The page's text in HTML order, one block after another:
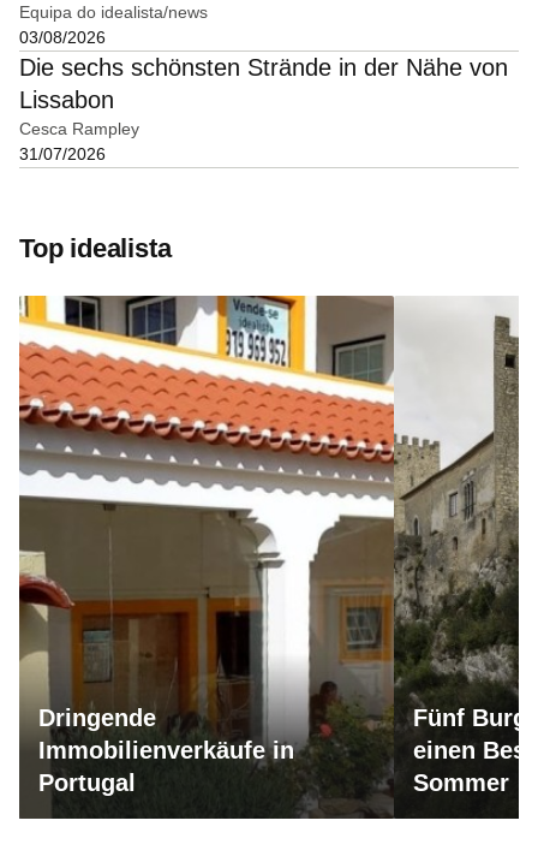
Equipa do idealista/news
03/08/2026
Die sechs schönsten Strände in der Nähe von
Lissabon
Cesca Rampley
31/07/2026
Top idealista
Dringende
Immobilienverkäufe in
Portugal
Fünf
einen
Sommer